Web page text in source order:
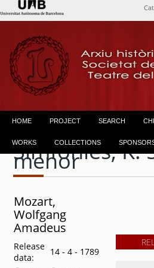
HOME PROJECT SEARCH
WORKS COLLECTIONS
Simfonies, K.
menor
Mozart,
Wolfgang
Amadeus
Release
data:
14 - 4 - 1789